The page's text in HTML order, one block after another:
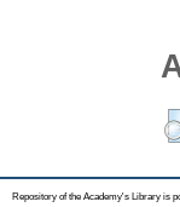
Repository of the Academy's Library is